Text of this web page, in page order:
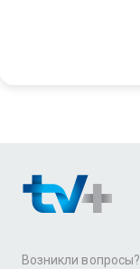
Возникли вопросы?